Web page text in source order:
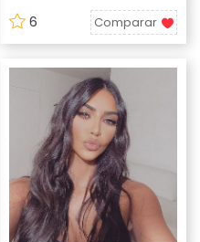
6 Comparar